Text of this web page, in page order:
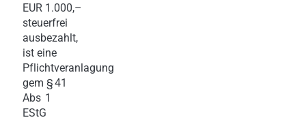
EUR 1.000,–
steuerfrei
ausbezahlt,
ist eine
Pflichtveranlagung
gem § 41
Abs 1
EStG